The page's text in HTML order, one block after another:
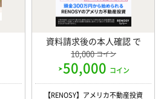
資料請求後の本人確認 で
10,000コイン
50,000 コイン
【RENOSY】アメリカ不動産投資